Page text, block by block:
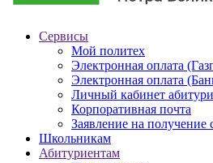
Сервисы
Мой политех
Электронная оплата
Электронная оплата
Личный кабинет
Корпоративная почта
Заявление на
Школьникам
Абитуриентам